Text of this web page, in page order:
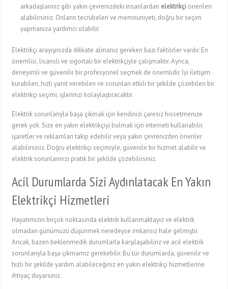
arkadaşlarınız gibi yakın çevrenizdeki insanlardan elektrikçi önerileri
alabilirsiniz. Onların tecrübeleri ve memnuniyeti, doğru bir seçim
yapmanıza yardımcı olabilir.
Elektrikçi arayışınızda dikkate almanız gereken bazı faktörler vardır. En
önemlisi, lisanslı ve sigortalı bir elektrikçiyle çalışmaktır. Ayrıca,
deneyimli ve güvenilir bir profesyonel seçmek de önemlidir. İyi iletişim
kurabilen, hızlı yanıt verebilen ve sorunları etkili bir şekilde çözebilen bir
elektrikçi seçimi, işlerinizi kolaylaştıracaktır.
Elektrik sorunlarıyla başa çıkmak için kendinizi çaresiz hissetmenize
gerek yok. Size en yakın elektrikçiyi bulmak için interneti kullanabilir,
işaretler ve reklamları takip edebilir veya yakın çevrenizden öneriler
alabilirsiniz. Doğru elektrikçi seçimiyle, güvenilir bir hizmet alabilir ve
elektrik sorunlarınızı pratik bir şekilde çözebilirsiniz.
Acil Durumlarda Sizi Aydınlatacak En Yakın
Elektrikçi Hizmetleri
Hayatımızın birçok noktasında elektrik kullanmaktayız ve elektrik
olmadan günümüzü düşünmek neredeyse imkansız hale gelmiştir.
Ancak, bazen beklenmedik durumlarla karşılaşabiliriz ve acil elektrik
sorunlarıyla başa çıkmamız gerekebilir. Bu tür durumlarda, güvenilir ve
hızlı bir şekilde yardım alabileceğiniz en yakın elektrikçi hizmetlerine
ihtiyaç duyarsınız.